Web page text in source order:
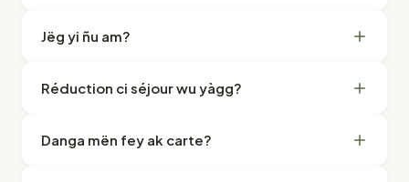
Jëg yi ñu am?
Réduction ci séjour wu yàgg?
Danga mën fey ak carte?